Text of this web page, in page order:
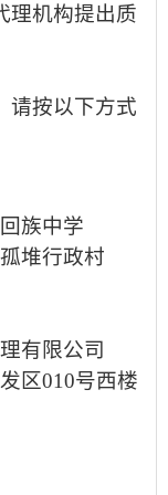
理机构提出质
请按以下方式
族中学
堆行政村
有限公司
区010号西楼